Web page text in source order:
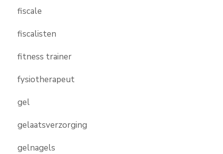
fiscale
fiscalisten
fitness trainer
fysiotherapeut
gel
gelaatsverzorging
gelnagels